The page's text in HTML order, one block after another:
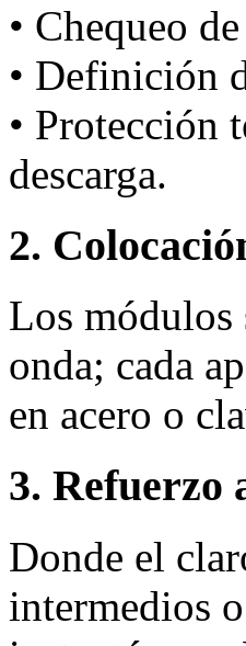
• Chequeo
• Definición
• Protección
descarga.
2.
Los módulos
onda; cada
en acero o
3. Refuerzo
Donde el
intermedios